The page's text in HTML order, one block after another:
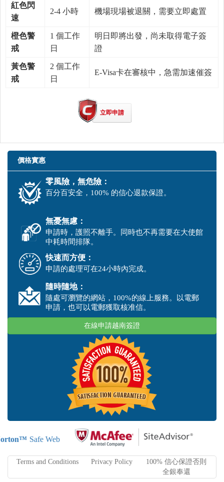
紅色閃
速
2-4 小時 機場現場被退關，需要立即處置
橙色警
戒
1 個工作
日
明日即將出發，尚未取得電子簽
證
黃色警
戒
2 個工作
日
E-Visa卡在審核中，急需加速催簽
立即申請
價格實惠
零風險，無危險：
百分百安全，100% 的信心退款保證。
無憂無慮：
申請時，護照不離手。同時也不再需要在大使館
中耗時間排隊。
快速而方便：
申請的處理可在24小時內完成。
隨時隨地：
隨處可瀏覽的網站，100%的線上服務。以電郵
申請，也可以電郵獲取核准信。
在線申請越南簽證
Safe Web
Terms and Conditions Privacy Policy
100% 信心保證否則
全銀奉還